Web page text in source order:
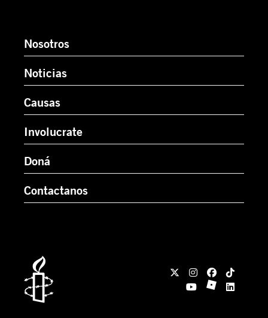
Nosotros
Noticias
Causas
Involucrate
Doná
Contactanos